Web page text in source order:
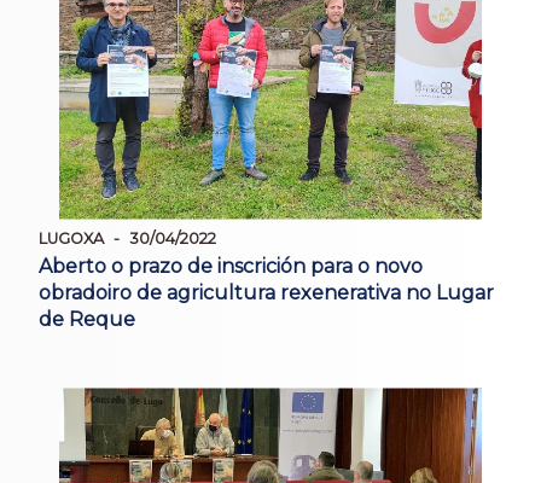
LUGOXA 30/04/2022
Aberto o prazo de inscrición para o novo
obradoiro de agricultura rexenerativa no Lugar
de Reque